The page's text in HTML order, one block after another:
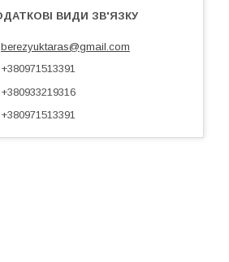
berezyuktaras@gmail.com
+380971513391
+380933219316
+380971513391